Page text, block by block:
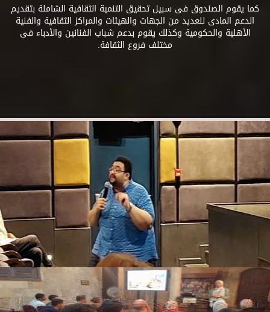
كما يقوم الصندوق فى سبيل تحقيق التنمية الثقافية الشاملة بتقديم
الدعم المادى للعديد من الجهات والهيئات والمراكز الثقافية والفنية
الأهلية والحكومية وكذلك يقوم بدعم شباب الفنانين والأدباء فى
مختلف فروع الثقافة.